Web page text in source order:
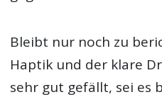
Bleibt nur noch zu
Haptik und der klare
sehr gut gefällt, sei es